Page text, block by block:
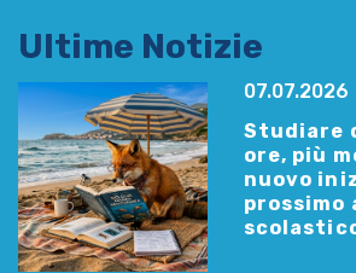
Ultime Notizie
07.07.2026
Studiare
ore, più
nuovo
prossimo